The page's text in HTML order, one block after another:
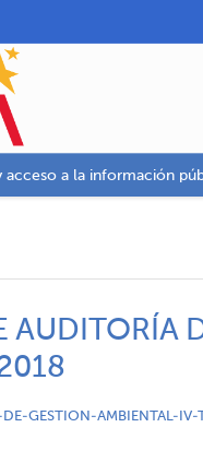
acceso a la información
AUDITORÍA
GESTION-AMBIENTAL-IV-